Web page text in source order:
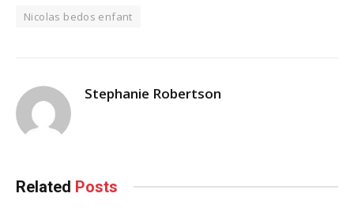
Nicolas bedos enfant
Stephanie Robertson
Related Posts